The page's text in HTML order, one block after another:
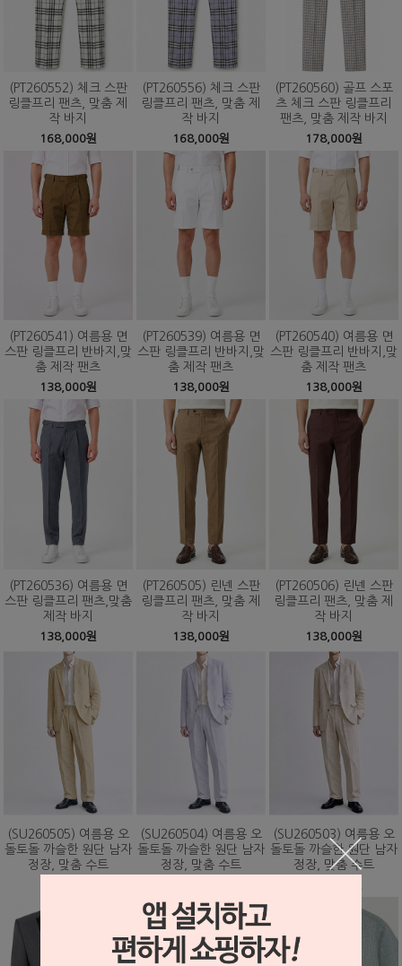
(PT260552) 체크 스판
링클프리 팬츠, 맞춤 제
작 바지
168,000원
(PT260556) 체크 스판
링클프리 팬츠, 맞춤 제
작 바지
168,000원
(PT260560) 골프 스포
츠 체크 스판 링클프리
팬츠, 맞춤 제작 바지
178,000원
(PT260541) 여름용 면
스판 링클프리 반바지,맞
춤 제작 팬츠
138,000원
(PT260539) 여름용 면
스판 링클프리 반바지,맞
춤 제작 팬츠
138,000원
(PT260540) 여름용 면
스판 링클프리 반바지,맞
춤 제작 팬츠
138,000원
(PT260536) 여름용 면
스판 링클프리 팬츠,맞춤
제작 바지
138,000원
(PT260505) 린넨 스판
링클프리 팬츠, 맞춤 제
작 바지
138,000원
(PT260506) 린넨 스판
링클프리 팬츠, 맞춤 제
작 바지
138,000원
(SU260505) 여름용 오
돌토돌 까슬한 원단 남자
정장, 맞춤 수트
(SU260504) 여름용 오
돌토돌 까슬한 원단 남자
정장, 맞춤 수트
(SU260503) 여름용 오
돌토돌 까슬한 원단 남자
정장, 맞춤 수트